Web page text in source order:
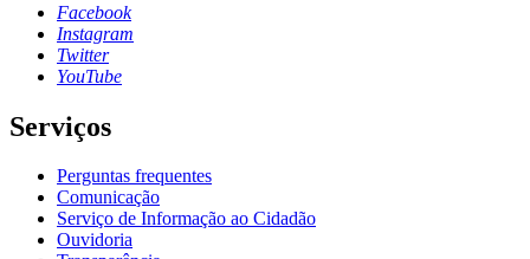
Facebook
Instagram
Twitter
YouTube
Serviços
Perguntas frequentes
Comunicação
Serviço de Informação ao Cidadão
Ouvidoria